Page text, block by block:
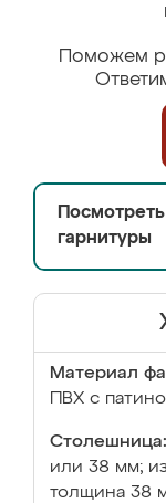
Поможем
гарнитуры
Материал
ПВХ с
Столешница:
или 38 мм;
толщина 38